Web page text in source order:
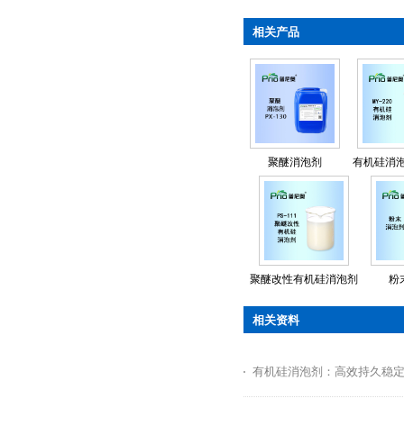
相关产品
聚醚消泡剂 有机硅消
聚醚改性有机硅消泡剂 粉
相关资料
有机硅消泡剂：高效持久稳